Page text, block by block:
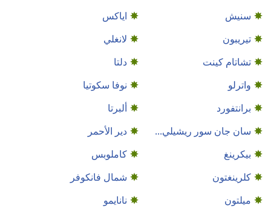
سنيش
اياكس
تيريبون
لانغلي
تشاتام كينت
دلتا
واترلو
نوفا سكوتيا
برانتفورد
ألبرتا
سان جان سور ريشيلي...
دير الأحمر
بيكرينغ
كاملوبس
كلرينغتون
شمال فانكوفر
ميلتون
نانايمو